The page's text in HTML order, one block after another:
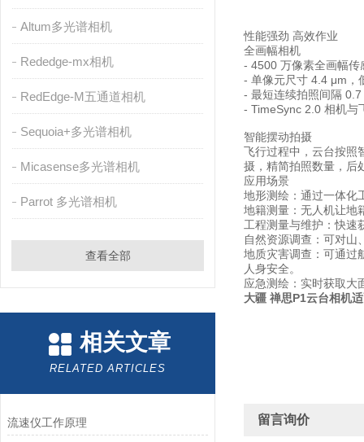
Altum多光谱相机
Rededge-mx相机
RedEdge-M五通道相机
Sequoia+多光谱相机
Micasense多光谱相机
Parrot 多光谱相机
查看全部
相关文章
RELATED ARTICLES
流速仪工作原理
性能强劲 高效作业
全画幅相机
- 4500 万像素全画幅传
- 单像元尺寸 4.4 μm，
- 最短连续拍照间隔 0.7
- TimeSync 2.0 相机与
智能摆动拍摄
飞行过程中，云台按照
摄，精简拍照数量，后
应用场景
地形测绘：通过一体化
地籍测量：无人机让地
工程测量与维护：快速
自然资源调查：可对山
地质灾害调查：可通过
人身安全。
应急测绘：实时获取大
大疆 禅思P1云台相机
留言询价